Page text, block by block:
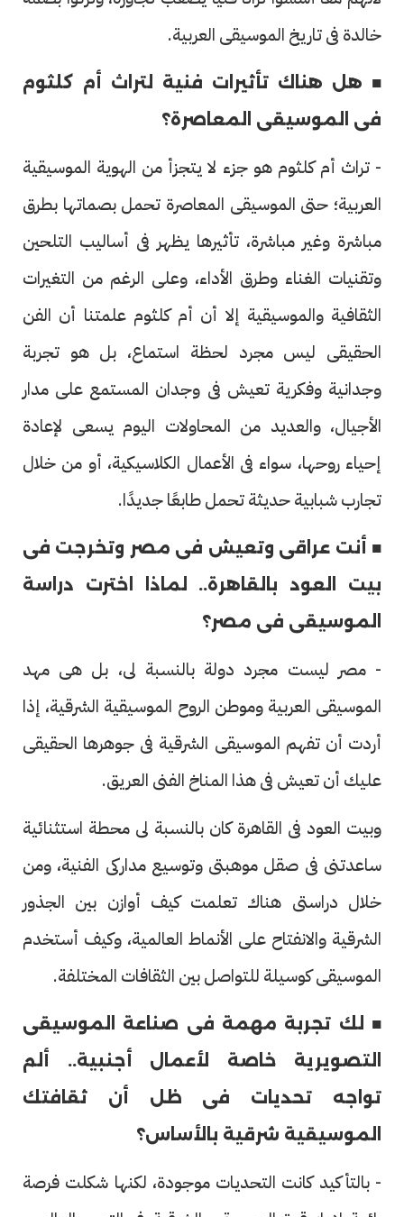
خالدة فى تاريخ الموسيقى العربية.
■ هل هناك تأثيرات فنية لتراث أم كلثوم
فى الموسيقى المعاصرة؟
- تراث أم كلثوم هو جزء لا يتجزأ من الهوية الموسيقية
العربية؛ حتى الموسيقى المعاصرة تحمل بصماتها بطرق
مباشرة وغير مباشرة، تأثيرها يظهر فى أساليب التلحين
وتقنيات الغناء وطرق الأداء، وعلى الرغم من التغيرات
الثقافية والموسيقية إلا أن أم كلثوم علمتنا أن الفن
الحقيقى ليس مجرد لحظة استماع، بل هو تجربة
وجدانية وفكرية تعيش فى وجدان المستمع على مدار
الأجيال، والعديد من المحاولات اليوم يسعى لإعادة
إحياء روحها، سواء فى الأعمال الكلاسيكية، أو من خلال
تجارب شبابية حديثة تحمل طابعًا جديدًا.
■ أنت عراقى وتعيش فى مصر وتخرجت فى
بيت العود بالقاهرة.. لماذا اخترت دراسة
الموسيقى فى مصر؟
- مصر ليست مجرد دولة بالنسبة لى، بل هى مهد
الموسيقى العربية وموطن الروح الموسيقية الشرقية، إذا
أردت أن تفهم الموسيقى الشرقية فى جوهرها الحقيقى
عليك أن تعيش فى هذا المناخ الفنى العريق.
وبيت العود فى القاهرة كان بالنسبة لى محطة استثنائية
ساعدتنى فى صقل موهبتى وتوسيع مداركى الفنية، ومن
خلال دراستى هناك تعلمت كيف أوازن بين الجذور
الشرقية والانفتاح على الأنماط العالمية، وكيف أستخدم
الموسيقى كوسيلة للتواصل بين الثقافات المختلفة.
■ لك تجربة مهمة فى صناعة الموسيقى
التصويرية خاصة لأعمال أجنبية.. ألم
تواجه تحديات فى ظل أن ثقافتك
الموسيقية شرقية بالأساس؟
- بالتأكيد كانت التحديات موجودة، لكنها شكلت فرصة